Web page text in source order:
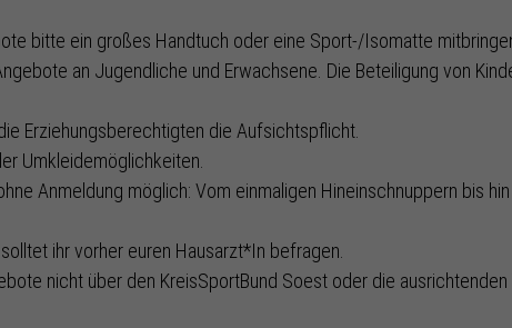
bitte ein großes Handtuch oder eine Sport-/Isomatte
an Jugendliche und Erwachsene. Die Beteiligung von
Erziehungsberechtigten die Aufsichtspflicht.
Umkleidemöglichkeiten.
Anmeldung möglich: Vom einmaligen Hineinschnuppern bis
ihr vorher euren Hausarzt*In befragen.
nicht über den KreisSportBund Soest oder die